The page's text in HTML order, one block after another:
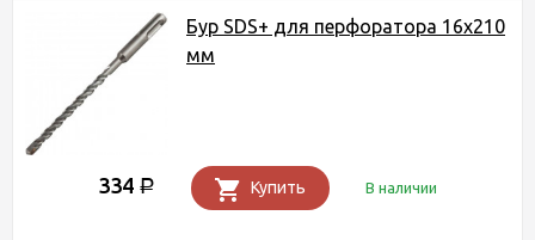
Бур SDS+ для перфоратора 16х210
мм
334 Р Купить В наличии